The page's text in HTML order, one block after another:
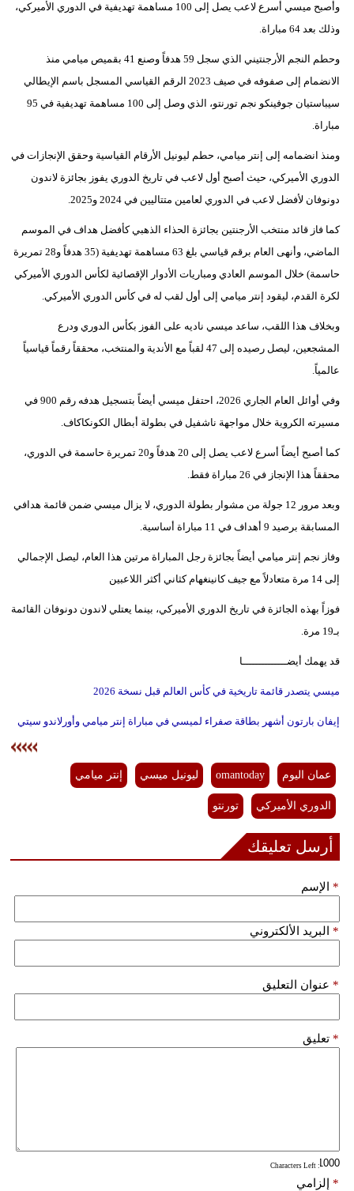
بيئة
أبراج
سيارات
وأصبح ميسي أسرع لاعب يصل إلى 100 مساهمة تهديفية في الدوري الأميركي،
وذلك بعد 64 مباراة.
وحطم النجم الأرجنتيني الذي سجل 59 هدفاً وصنع 41 بقميص ميامي منذ
الانضمام إلى صفوفه في صيف 2023 الرقم القياسي المسجل باسم الإيطالي
سيباستيان جوفينكو نجم تورنتو، الذي وصل إلى 100 مساهمة تهديفية في 95
مباراة.
ومنذ انضمامه إلى إنتر ميامي، حطم ليونيل الأرقام القياسية وحقق الإنجازات في
الدوري الأميركي، حيث أصبح أول لاعب في تاريخ الدوري يفوز بجائزة لاندون
دونوفان لأفضل لاعب في الدوري لعامين متتاليين في 2024 و2025.
كما فاز قائد منتخب الأرجنتين بجائزة الحذاء الذهبي كأفضل هداف في الموسم
الماضي، وأنهى العام برقم قياسي بلغ 63 مساهمة تهديفية (35 هدفاً و28 تمريرة
حاسمة) خلال الموسم العادي ومباريات الأدوار الإقصائية لكأس الدوري الأميركي
لكرة القدم، ليقود إنتر ميامي إلى أول لقب له في كأس الدوري الأميركي.
وبخلاف هذا اللقب، ساعد ميسي ناديه على الفوز بكأس الدوري ودرع
المشجعين، ليصل رصيده إلى 47 لقباً مع الأندية والمنتخب، محققاً رقماً قياسياً
عالمياً.
وفي أوائل العام الجاري 2026، احتفل ميسي أيضاً بتسجيل هدفه رقم 900 في
مسيرته الكروية خلال مواجهة ناشفيل في بطولة أبطال الكونكاكاف.
كما أصبح أيضاً أسرع لاعب يصل إلى 20 هدفاً و20 تمريرة حاسمة في الدوري،
محققاً هذا الإنجاز في 26 مباراة فقط.
وبعد مرور 12 جولة من مشوار بطولة الدوري، لا يزال ميسي ضمن قائمة هدافي
المسابقة برصيد 9 أهداف في 11 مباراة أساسية.
وفاز نجم إنتر ميامي أيضاً بجائزة رجل المباراة مرتين هذا العام، ليصل الإجمالي
إلى 14 مرة متعادلاً مع جيف كانينغهام كثاني أكثر اللاعبين
فوزاً بهذه الجائزة في تاريخ الدوري الأميركي، بينما يعتلي لاندون دونوفان القائمة
بـ19 مرة.
قد يهمك أيضــــــــــــــا
ميسي يتصدر قائمة تاريخية في كأس العالم قبل نسخة 2026
إيفان بارتون أشهر بطاقة صفراء لميسي في مباراة إنتر ميامي وأورلاندو سيتي
عمان اليوم omantoday ليونيل ميسي إنتر ميامي
الدوري الأميركي تورنتو
أرسل تعليقك
الإسم *
البريد الألكتروني *
عنوان التعليق *
تعليق *
: Characters Left
إلزامي *